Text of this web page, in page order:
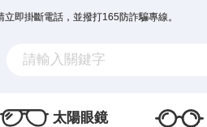
即掛斷電話，並撥打165防詐騙專線。
太陽眼鏡